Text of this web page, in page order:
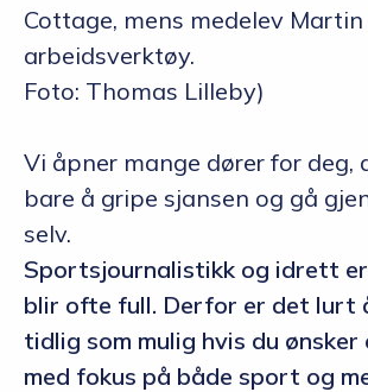
Cottage, mens medelev
arbeidsverktøy.
Foto: Thomas Lilleby)
Vi åpner mange dører for deg,
bare å gripe sjansen og gå
selv.
Sportsjournalistikk og idrett
blir ofte full. Derfor er det lurt
tidlig som mulig hvis du ønsker
med fokus på både sport og